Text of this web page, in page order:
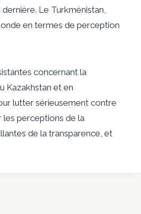
Le Turkménistan,
en termes de perception
concernant la
Kazakhstan et en
lutter sérieusement contre
les perceptions de la
de la transparence, et